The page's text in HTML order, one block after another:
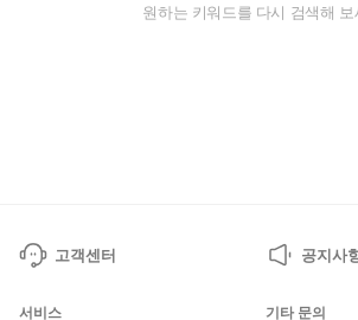
원하는 키워드를 다시 검색해 보
고객센터 공지사
서비스 기타 문의